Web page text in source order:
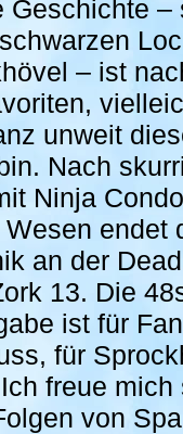
Geschichte –
– ist
unweit
Nach
Ninja
endet
an der
13. Die
ist für
für
freue mich
von